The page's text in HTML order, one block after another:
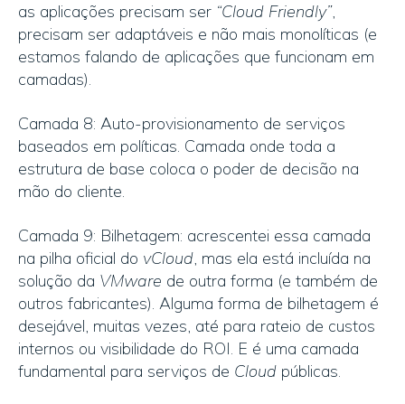
as aplicações precisam ser “Cloud Friendly”,
precisam ser adaptáveis e não mais monolíticas (e
estamos falando de aplicações que funcionam em
camadas).
Camada 8: Auto-provisionamento de serviços
baseados em políticas. Camada onde toda a
estrutura de base coloca o poder de decisão na
mão do cliente.
Camada 9: Bilhetagem: acrescentei essa camada
na pilha oficial do vCloud, mas ela está incluída na
solução da VMware de outra forma (e também de
outros fabricantes). Alguma forma de bilhetagem é
desejável, muitas vezes, até para rateio de custos
internos ou visibilidade do ROI. E é uma camada
fundamental para serviços de Cloud públicas.